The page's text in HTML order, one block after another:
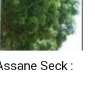
Seck :